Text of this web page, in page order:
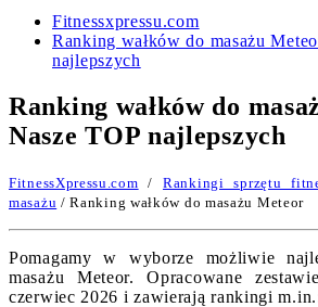
Fitnessxpressu.com
Ranking wałków do masażu
najlepszych
Ranking wałków do
Nasze TOP najlepszych
FitnessXpressu.com / Rankingi sprzętu
masażu / Ranking wałków do masażu Meteor
Pomagamy w wyborze możliwie
masażu Meteor. Opracowane
czerwiec 2026 i zawierają rankingi